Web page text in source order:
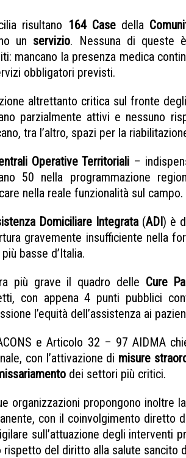
risultano 164 Case della
un servizio. Nessuna di queste
mancano la presenza medica
obbligatori previsti.
altrettanto critica sul fronte degli
parzialmente attivi e nessuno
tra l’altro, spazi per la
Operative Territoriali –
50 nella programmazione
nella reale funzionalità sul campo.
Domiciliare Integrata(ADI) è
gravemente insufficiente nella
basse d’Italia.
più grave il quadro delle Cure
con appena 4 punti pubblici
l’equità dell’assistenza ai
e Articolo 32 – 97 AIDMA
con l’attivazione di misure
dei settori più critici.
organizzazioni propongono inoltre
con il coinvolgimento diretto
sull’attuazione degli interventi
rispetto del diritto alla salute sancito